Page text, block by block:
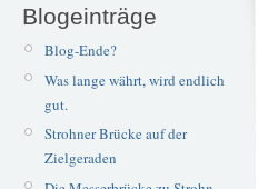
Blogeinträge
Blog-Ende?
Was lange währt, wird endlich
gut.
Strohner Brücke auf der
Zielgeraden